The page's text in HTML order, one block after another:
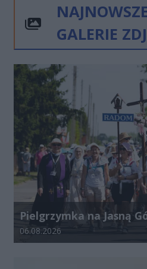
GALERIE
Pielgrzymka na Jasną
Data dodania galerii:
06.08.2026